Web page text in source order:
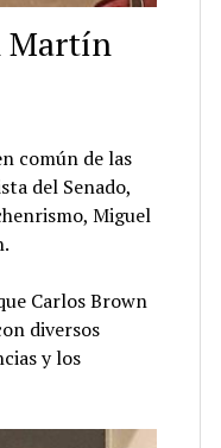
Martín
común de las
del Senado,
Miguel
Carlos Brown
diversos
y los